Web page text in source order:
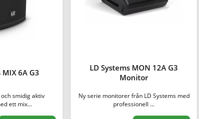
MIX 6A G3
smidig aktiv
ett mix...
LD Systems MON 12A G3
Monitor
Ny serie monitorer från LD Systems med
professionell ...